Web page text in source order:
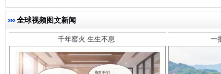
全球视频图文新闻